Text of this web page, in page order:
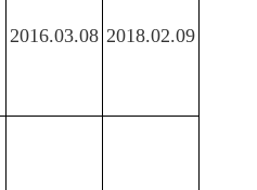
2016.03.08 2018.02.09